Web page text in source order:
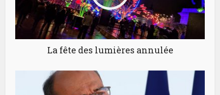
La fête des lumières annulée